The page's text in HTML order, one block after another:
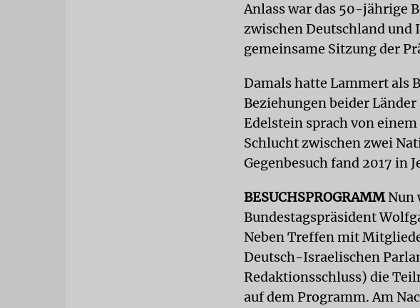
Anlass war das 50-jährige
zwischen Deutschland und
gemeinsame Sitzung der
Damals hatte Lammert als
Beziehungen beider
Edelstein sprach von
Schlucht zwischen zwei
Gegenbesuch fand 2017 in
BESUCHSPROGRAMMNun
Bundestagspräsident
Neben Treffen mit
Deutsch-Israelischen
Redaktionsschluss) die
auf dem Programm. Am